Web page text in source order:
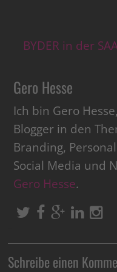
BYDER in der
Gero Hesse
Ich bin Gero
Blogger in den
Branding,
Social Media und
Gero Hesse.
Schreibe einen